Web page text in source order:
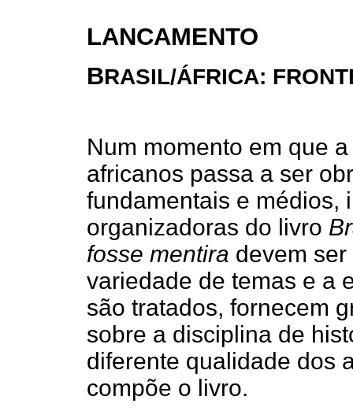
LANCAMENTO
BRASIL/ÁFRICA:
Num momento em que
africanos passa a ser
fundamentais e médios,
organizadoras do livro
fosse mentira devem
variedade de temas e a
são tratados, fornecem
sobre a disciplina de
diferente qualidade dos
compõe o livro.